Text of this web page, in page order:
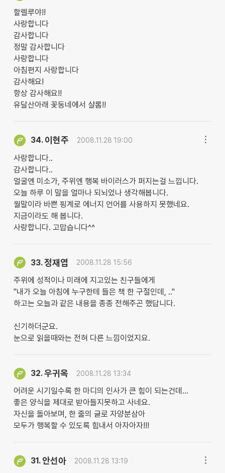
할렐루야!!
사랑합니다
감사합니다
정말 감사합니다
사랑합니다
아침편지 사랑합니다
감사해요!
항상 감사해요!!
유달산아래 꽃동네에서 샬롬!!
34. 이현주 2008.11.28 19:00
사랑합니다..
감사합니다..
얼굴엔 미소가, 주위엔 행복 바이러스가 퍼지는걸 느낍니다.
오늘 하루 이 말을 얼마나 되뇌었나 생각해봅니다.
월말이라 바쁜 핑계로 에너지 언어를 사용하지 못했네요.
지금이라도 해 봅니다.
사랑합니다. 고맙습니다^^
33.정재엽 2008.11.28 15:56
주위에 성적이나 미래에 지고있는 친구들에게
"내가 오늘 아침에 누구한테 들은 책 한 구절인데, .."
하고는 오늘과 같은 내용을 종종 전해주곤 했답니다.
신기하더군요.
눈으로 읽을때와는 전혀 다른 느낌이었지요.
32.우귀옥 2008.11.28 13:34
어려운 시기일수록 한 마디의 인사가 큰 힘이 되는건데...
좋은 양식을 제대로 받아들지못하고 사네요.
자신을 돌아보며, 한 줄의 글로 자양분삼아
모두가 행복할 수 있도록 힘내서 아자아자!!!
31.안선아 2008.11.28 13:19